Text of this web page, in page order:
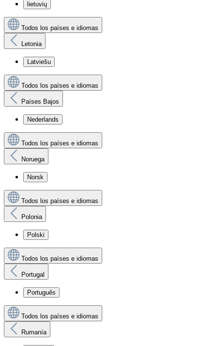
lietuvių
Todos los países e idiomas
Letonia
Latviešu
Todos los países e idiomas
Países Bajos
Nederlands
Todos los países e idiomas
Noruega
Norsk
Todos los países e idiomas
Polonia
Polski
Todos los países e idiomas
Portugal
Português
Todos los países e idiomas
Rumanía